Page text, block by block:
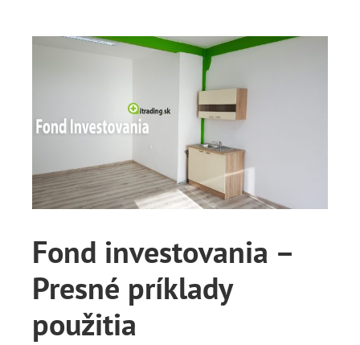
Fond investovania –
Presné príklady
použitia